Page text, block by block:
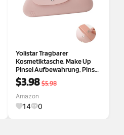
Yolistar Tragbarer
Kosmetiktasche, Make Up
Pinsel Aufbewahrung, Pinsel
Kosmetiktasche, Weich und
Tragbar, für Reisen(Rosa)
$3.98 $5.98
Amazon
14 0